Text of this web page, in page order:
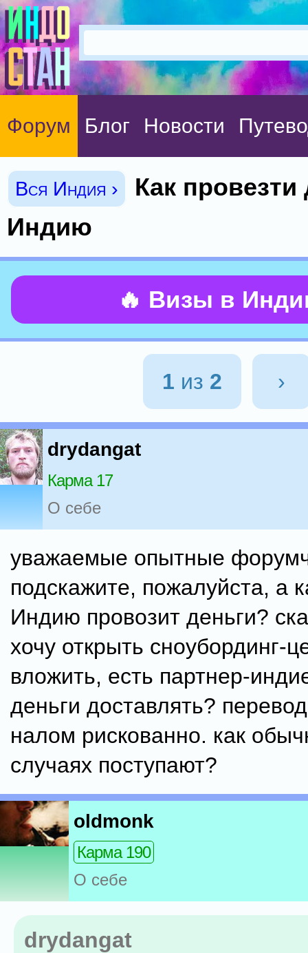
Форум Блог Новости
Вся Индия ›
Как провезти
Индию
🔥 Визы в
1 из 2 ›
drydangat
Карма 17
О себе
уважаемые опытные
подскажите, пожалуйста, а
Индию провозит деньги?
хочу открыть сноубординг-
вложить, есть партнер-
деньги доставлять?
налом рискованно. как
случаях поступают?
oldmonk
Карма 190
О себе
drydangat